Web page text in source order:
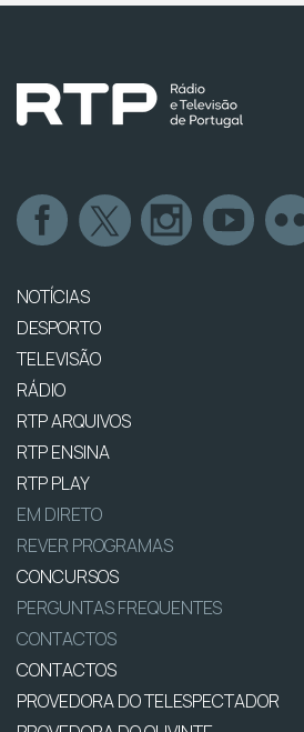
NOTÍCIAS
DESPORTO
TELEVISÃO
RÁDIO
RTP ARQUIVOS
RTP ENSINA
RTP PLAY
EM DIRETO
REVER PROGRAMAS
CONCURSOS
PERGUNTAS FREQUENTES
CONTACTOS
CONTACTOS
PROVEDORA DO TELESPECTADOR